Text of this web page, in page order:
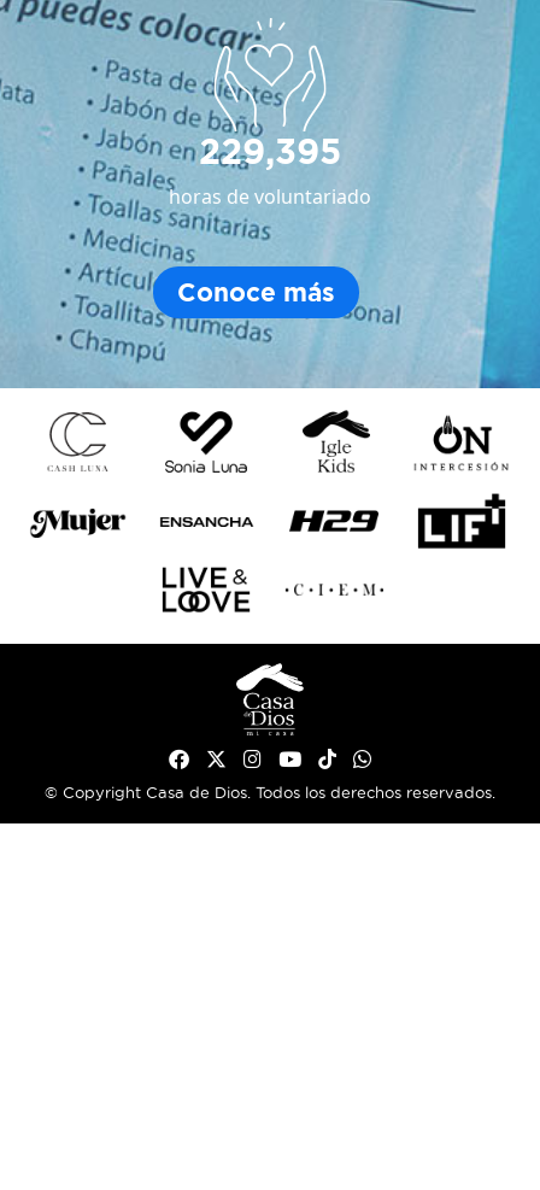
229,395
horas de voluntariado
Conoce más
© Copyright Casa de Dios. Todos los derechos reservados.